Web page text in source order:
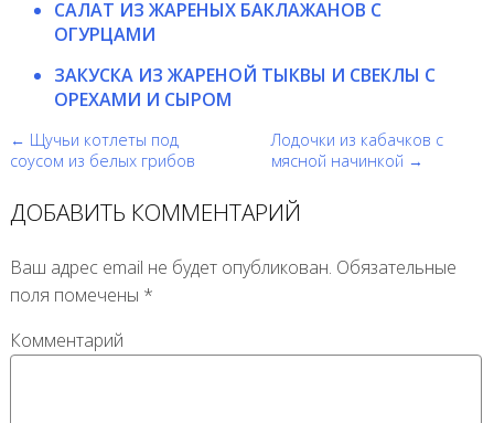
САЛАТ ИЗ ЖАРЕНЫХ БАКЛАЖАНОВ С
ОГУРЦАМИ
ЗАКУСКА ИЗ ЖАРЕНОЙ ТЫКВЫ И СВЕКЛЫ С
ОРЕХАМИ И СЫРОМ
← Щучьи котлеты под
соусом из белых грибов
Лодочки из кабачков с
мясной начинкой →
ДОБАВИТЬ КОММЕНТАРИЙ
Ваш адрес email не будет опубликован. Обязательные
поля помечены *
Комментарий